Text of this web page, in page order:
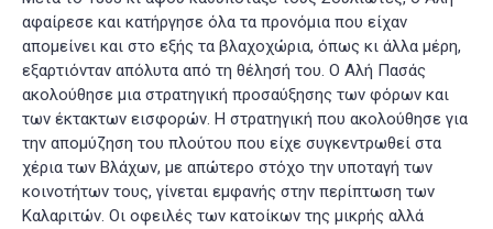
αφαίρεσε και κατήργησε όλα τα προνόμια που είχαν
απομείνει και στο εξής τα βλαχοχώρια, όπως κι άλλα μέρη,
εξαρτιόνταν απόλυτα από τη θέλησή του. Ο Αλή Πασάς
ακολούθησε μια στρατηγική προσαύξησης των φόρων και
των έκτακτων εισφορών. Η στρατηγική που ακολούθησε για
την απομύζηση του πλούτου που είχε συγκεντρωθεί στα
χέρια των Βλάχων, με απώτερο στόχο την υποταγή των
κοινοτήτων τους, γίνεται εμφανής στην περίπτωση των
Καλαριτών. Οι οφειλές των κατοίκων της μικρής αλλά